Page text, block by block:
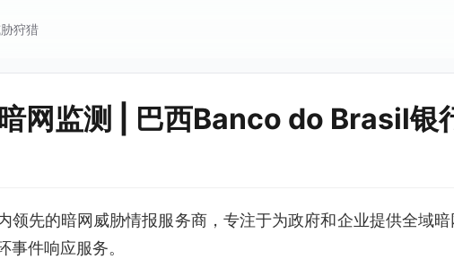
狩猎
网监测 | 巴西Banco do Brasil银
领先的暗网威胁情报服务商，专注于为政府和企业提供全域
事件响应服务。